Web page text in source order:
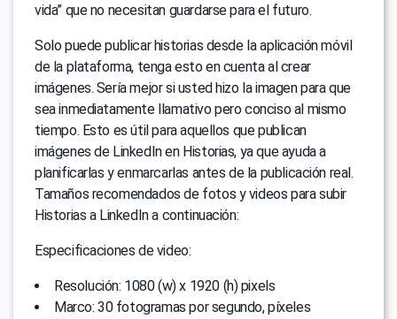
vida” que no necesitan guardarse para el futuro.
Solo puede publicar historias desde la aplicación móvil
de la plataforma, tenga esto en cuenta al crear
imágenes. Sería mejor si usted hizo la imagen para que
sea inmediatamente llamativo pero conciso al mismo
tiempo. Esto es útil para aquellos que publican
imágenes de LinkedIn en Historias, ya que ayuda a
planificarlas y enmarcarlas antes de la publicación real.
Tamaños recomendados de fotos y videos para subir
Historias a LinkedIn a continuación:
Especificaciones de video:
Resolución: 1080 (w) x 1920 (h) pixels
Marco: 30 fotogramas por segundo, píxeles